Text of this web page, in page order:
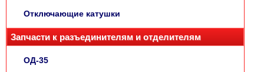
Отключающие катушки
Запчасти к разъединителям и отделителям
ОД-35